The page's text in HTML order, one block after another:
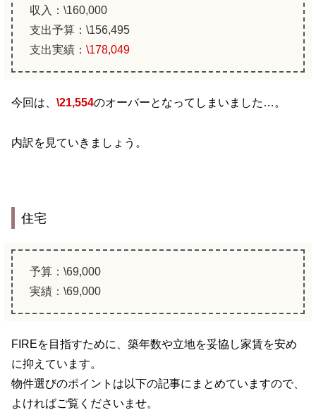
収入：\160,000
支出予算：\156,495
支出実績： \178,049
今回は、 \21,554のオーバーとなってしまいました…。
内訳を見ていきましょう。
住宅
予算：\69,000
実績：\69,000
FIREを目指すために、築年数や立地を妥協し家賃を安め
に抑えています。
物件選びのポイントは以下の記事にまとめていますので、
よければご覧くださいませ。